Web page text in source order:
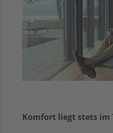
Komfort liegt stets im